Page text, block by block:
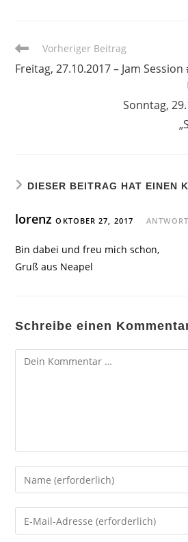
Weitere
ansehen
Vorheriger Beitrag
Freitag, 27.10.2017 – Jam Session
Sonntag,
DIESER BEITRAG HAT EINEN
lorenzOKTOBER 27, 2017
Bin dabei und freu mich schon,
Gruß aus Neapel
Schreibe einen
Kommentar
Gib
deinen
Namen
oder
Gib
deine